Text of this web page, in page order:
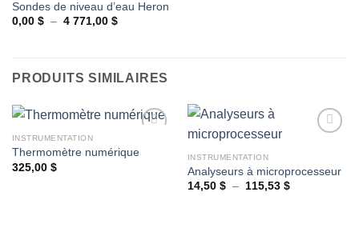
Ajouter
Sondes de niveau d’eau Heron
0,00 $ – 4 771,00 $Plage
4
771,00 $
PRODUITS SIMILAIRES
INSTRUMENTATION
Thermomètre numérique
325,00 $
Ajouter
INSTRUMENTATION
Analyseurs à microprocesseur
14,50 $ – 115,53 $Plage